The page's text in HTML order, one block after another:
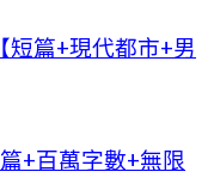
短篇+現代都市+男
+百萬字數+無限